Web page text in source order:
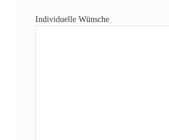
Individuelle Wünsche